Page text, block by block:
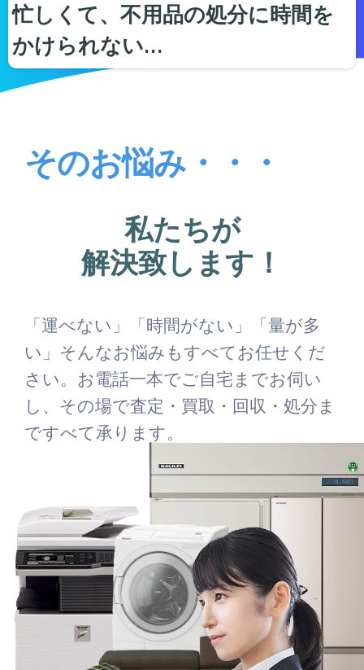
忙しくて、不用品の処分に時間を
かけられない…
そのお悩み・・・
私たちが
解決致します！
「運べない」「時間がない」「量が多
い」そんなお悩みもすべてお任せくだ
さい。お電話一本でご自宅までお伺い
し、その場で査定・買取・回収・処分ま
ですべて承ります。